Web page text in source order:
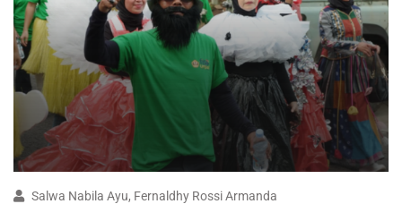
Salwa Nabila Ayu, Fernaldhy Rossi Armanda